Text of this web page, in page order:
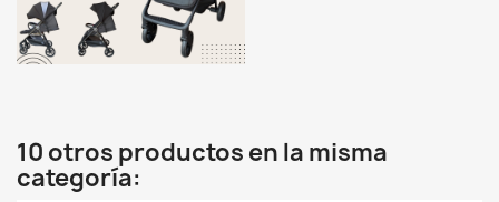
10 otros productos en la misma
categoría: